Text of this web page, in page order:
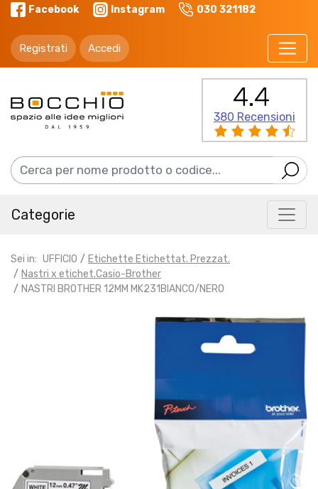
Facebook Instagram 030 321182
Registrati Accedi
4.4
380 Recensioni
Categorie
Sei in: UFFICIO
Etichette Etichettat. Prezzat.
Nastri x etichet.Casio-Brother
NASTRI BROTHER 12MM MK231BIANCO/NERO